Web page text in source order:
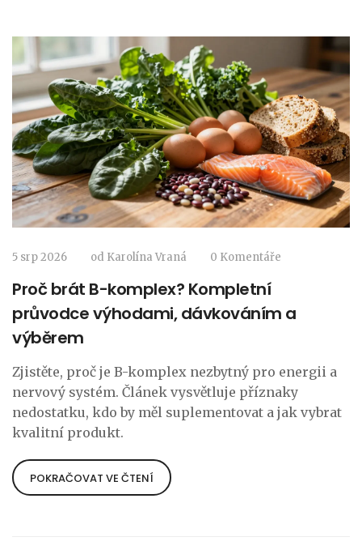
5 srp 2026 od Karolína Vraná 0 Komentáře
Proč brát B-komplex? Kompletní
průvodce výhodami, dávkováním a
výběrem
Zjistěte, proč je B-komplex nezbytný pro energii a
nervový systém. Článek vysvětluje příznaky
nedostatku, kdo by měl suplementovat a jak vybrat
kvalitní produkt.
POKRAČOVAT VE ČTENÍ